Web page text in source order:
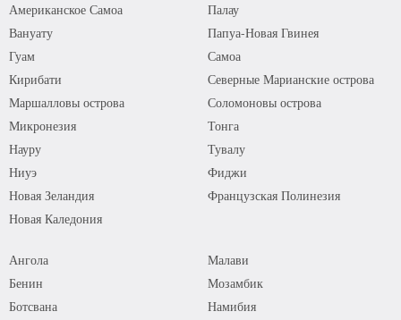
Американское Самоа
Вануату
Гуам
Кирибати
Маршалловы острова
Микронезия
Науру
Ниуэ
Новая Зеландия
Новая Каледония
Палау
Папуа-Новая Гвинея
Самоа
Северные Марианские острова
Соломоновы острова
Тонга
Тувалу
Фиджи
Французская Полинезия
Ангола
Бенин
Ботсвана
Малави
Мозамбик
Намибия